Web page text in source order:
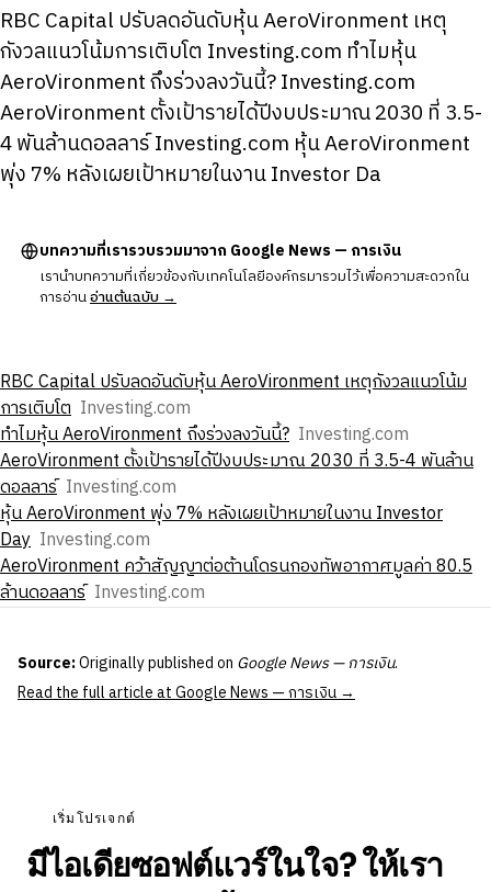
RBC Capital ปรับลดอันดับหุ้น AeroVironment เหตุ
กังวลแนวโน้มการเติบโต Investing.com ทําไมหุ้น
AeroVironment ถึงร่วงลงวันนี้? Investing.com
AeroVironment ตั้งเป้ารายได้ปีงบประมาณ 2030 ที่ 3.5-
4 พันล้านดอลลาร์ Investing.com หุ้น AeroVironment
พุ่ง 7% หลังเผยเป้าหมายในงาน Investor Da
บทความที่เรารวบรวมมาจาก Google News — การเงิน
เรานำบทความที่เกี่ยวข้องกับเทคโนโลยีองค์กรมารวมไว้เพื่อความสะดวกใน
การอ่านอ่านต้นฉบับ →
RBC Capital ปรับลดอันดับหุ้น AeroVironment เหตุกังวลแนวโน้ม
การเติบโต Investing.com
ทําไมหุ้น AeroVironment ถึงร่วงลงวันนี้? Investing.com
AeroVironment ตั้งเป้ารายได้ปีงบประมาณ 2030 ที่ 3.5-4 พันล้าน
ดอลลาร์ Investing.com
หุ้น AeroVironment พุ่ง 7% หลังเผยเป้าหมายในงาน Investor
Day Investing.com
AeroVironment คว้าสัญญาต่อต้านโดรนกองทัพอากาศมูลค่า 80.5
ล้านดอลลาร์ Investing.com
Source:Originally published on Google News — การเงิน.
Read the full article at Google News — การเงิน →
เริ่มโปรเจกต์
มีไอเดียซอฟต์แวร์ในใจ? ให้เรา